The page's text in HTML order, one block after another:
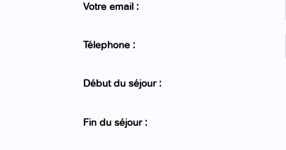
Votre email :
Télephone :
Début du séjour :
Fin du séjour :